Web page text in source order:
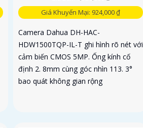
Giá Khuyến Mại: 924,000 ₫
Camera Dahua DH-HAC-
HDW1500TQP-IL-T ghi hình rõ nét với
cảm biến CMOS 5MP. Ống kính cố
định 2. 8mm cùng góc nhìn 113. 3°
bao quát không gian rộng